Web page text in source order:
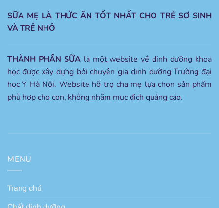
SỮA MẸ LÀ THỨC ĂN TỐT NHẤT CHO TRẺ SƠ SINH
VÀ TRẺ NHỎ
THÀNH PHẦN SỮA là một website về dinh dưỡng khoa
học được xây dựng bởi chuyên gia dinh dưỡng Trường đại
học Y Hà Nội. Website hỗ trợ cha mẹ lựa chọn sản phẩm
phù hợp cho con, không nhằm mục đich quảng cáo.
MENU
Trang chủ